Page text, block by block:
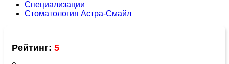
Специализации
Стоматология Астра-Смайл
Рейтинг: 5